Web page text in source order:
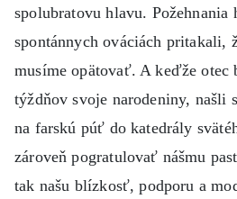
spolubratovu hlavu. Požehnania
spontánnych ováciách pritakali,
musíme opätovať. A keďže otec
týždňov svoje narodeniny, našli
na farskú púť do katedrály
zároveň pogratulovať nášmu
tak našu blízkosť, podporu a